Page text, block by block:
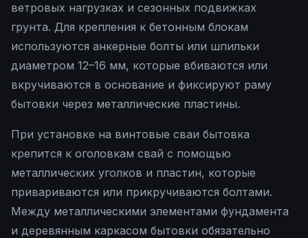
ветровых нагрузках и сезонных подвижках
грунта. Для крепления к бетонным блокам
используются анкерные болты или шпильки
диаметром 12–16 мм, которые вбиваются или
вкручиваются в основание и фиксируют раму
бытовки через металлические пластины.
При установке на винтовые сваи бытовка
крепится к оголовкам свай с помощью
металлических уголков и пластин, которые
привариваются или прикручиваются болтами.
Между металлическими элементами фундамента
и деревянным каркасом бытовки обязательно